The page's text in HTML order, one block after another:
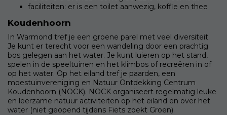
faciliteiten: er is een toilet aanwezig, koffie en thee
Koudenhoorn
In Warmond tref je een groene parel met veel diversiteit.
Je kunt er terecht voor een wandeling door een prachtig
bos gelegen aan het water. Je kunt luieren op het stand,
spelen in de speeltuinen en het klimbos of recreëren in of
op het water. Op het eiland tref je paarden, een
moestuinvereniging en Natuur Ontdekking Centrum
Koudenhoorn (NOCK). NOCK organiseert regelmatig leuke
en leerzame natuur activiteiten op het eiland en over het
water (niet geopend tijdens Fiets zoekt Groen).